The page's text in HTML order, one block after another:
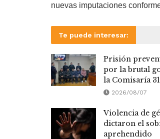
nuevas imputaciones
Te puede interesar:
Prisión
por la brutal
la Comisaría 31
2026/08/07
Violencia de
dictaron el
aprehendido